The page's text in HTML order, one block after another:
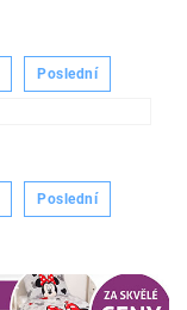
Poslední
Poslední